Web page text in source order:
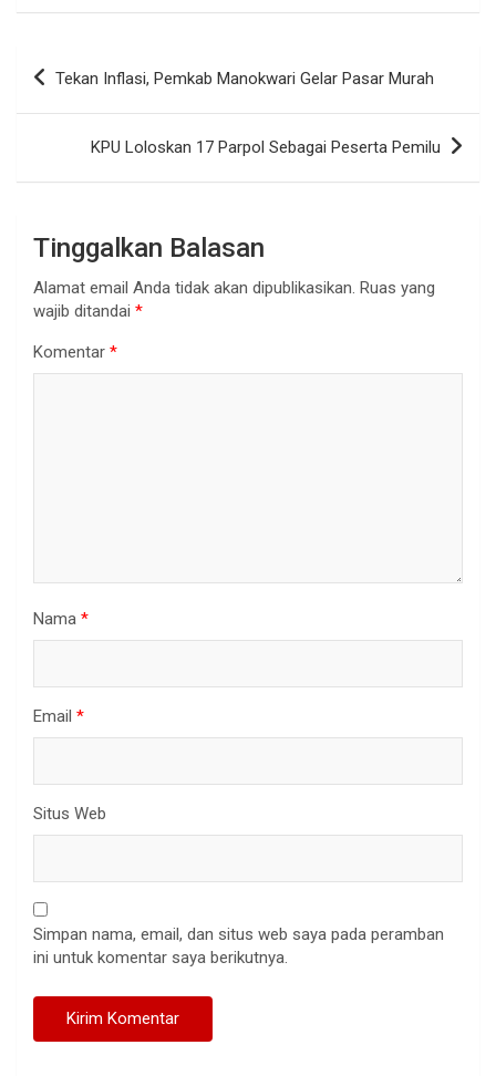
Navigasi
pos
Tekan Inflasi, Pemkab Manokwari Gelar Pasar Murah
KPU Loloskan 17 Parpol Sebagai Peserta Pemilu
Tinggalkan Balasan
Alamat email Anda tidak akan dipublikasikan. Ruas yang
wajib ditandai *
Komentar *
Nama *
Email *
Situs Web
Simpan nama, email, dan situs web saya pada peramban
ini untuk komentar saya berikutnya.